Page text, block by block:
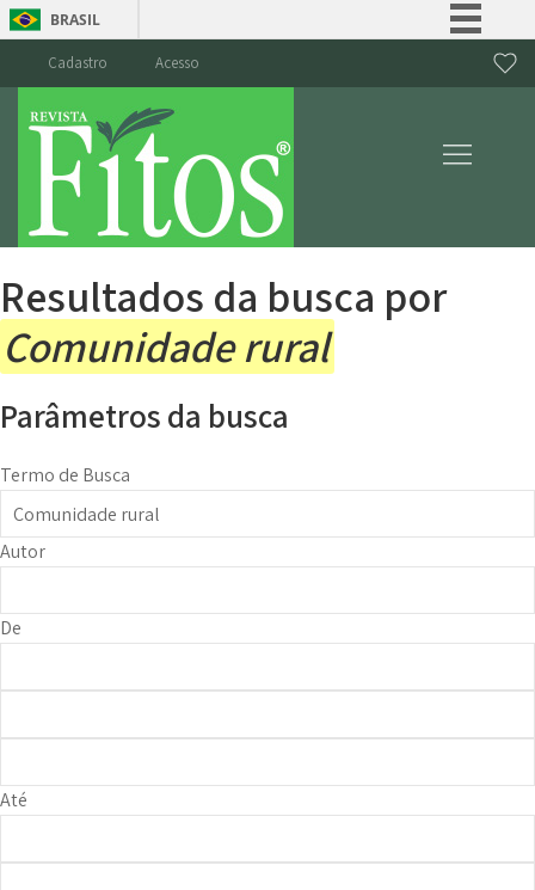
BRASIL
Canais
Cadastro Acesso
Resultados da busca por
Comunidade rural
Parâmetros da busca
Termo de Busca
Autor
De
Até